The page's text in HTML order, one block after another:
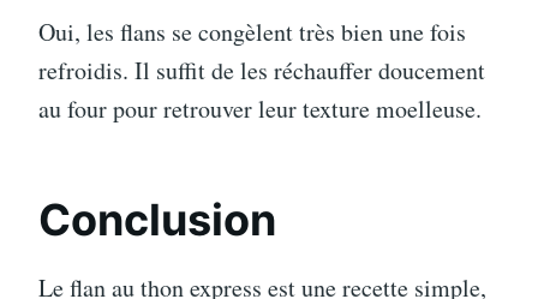
Oui, les flans se congèlent très bien une fois
refroidis. Il suffit de les réchauffer doucement
au four pour retrouver leur texture moelleuse.
Conclusion
Le flan au thon express est une recette simple,